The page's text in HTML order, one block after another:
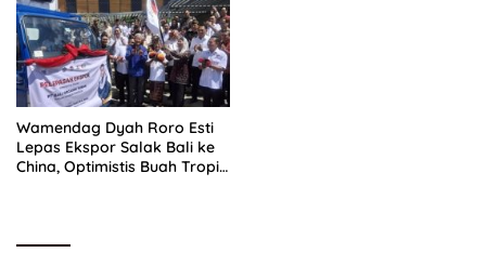
Wamendag Dyah Roro Esti
Lepas Ekspor Salak Bali ke
China, Optimistis Buah Tropis